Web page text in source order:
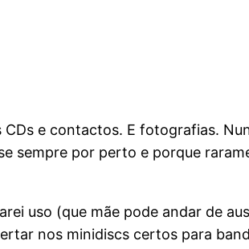
e contactos. E fotografias.
sempre por perto e porque
uso (que mãe pode andar de
nos minidiscs certos para